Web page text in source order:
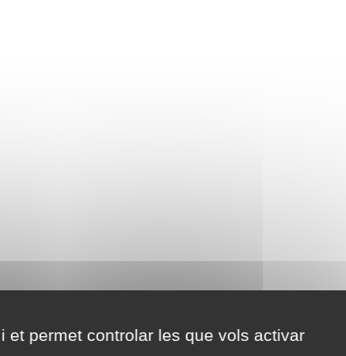
et permet controlar les que vols activar